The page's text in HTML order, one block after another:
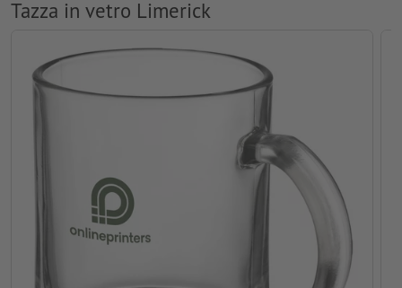
Tazza in vetro Limerick